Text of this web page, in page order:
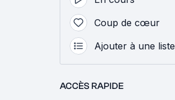
Coup de cœur
Ajouter à une liste
ACCÈS RAPIDE